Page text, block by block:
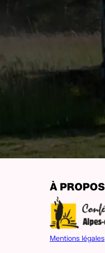
À PROPOS
Mentions légales